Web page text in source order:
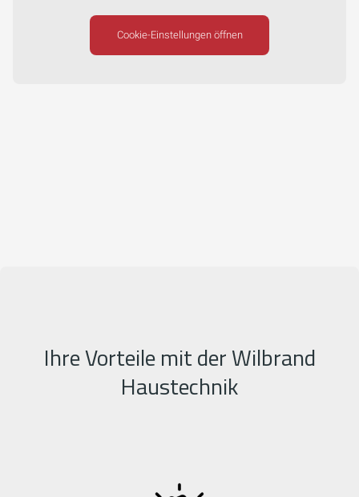
Cookie-Einstellungen öffnen
Ihre Vorteile mit der Wilbrand
Haustechnik